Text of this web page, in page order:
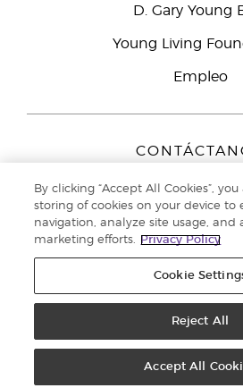
D. Gary Young
Young Living
Empleo
Peizerweg 97
9727 AJ
Netherlands
Servicio de atención:
reservados. |Política de
By clicking “Accept All Cookies”,
storing of cookies on your device to
navigation, analyze site usage, and
marketing efforts.
Privacy Policy
Cookie
Reject All
Accept All